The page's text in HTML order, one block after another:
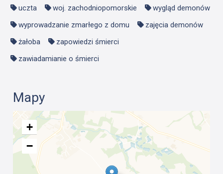
uczta
woj. zachodniopomorskie
wygląd demonów
wyprowadzanie zmarłego z domu
zajęcia demonów
żałoba
zapowiedzi śmierci
zawiadamianie o śmierci
Mapy
+
−